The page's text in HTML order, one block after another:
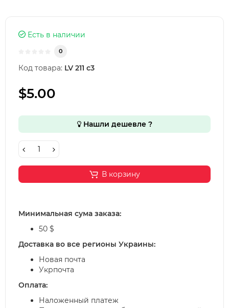
Есть в наличии
0
Код товара: LV 211 c3
$5.00
Нашли дешевле ?
В корзину
Минимальная сума заказа:
50 $
Доставка во все регионы Украины:
Новая почта
Укрпочта
Оплата:
Наложенный платеж